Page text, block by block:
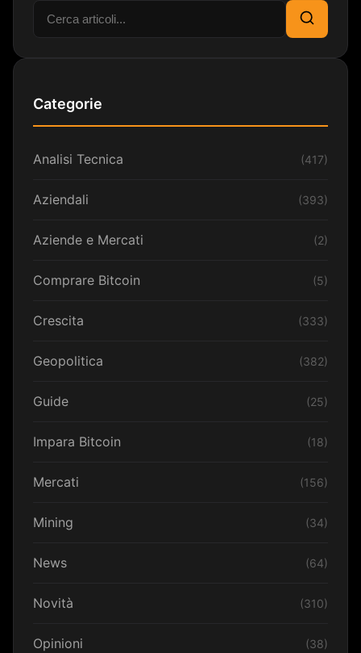
Cerca:
Cerca
Categorie
Analisi Tecnica (417)
Aziendali (393)
Aziende e Mercati (2)
Comprare Bitcoin (5)
Crescita (333)
Geopolitica (382)
Guide (25)
Impara Bitcoin (18)
Mercati (156)
Mining (34)
News (64)
Novità (310)
Opinioni (38)